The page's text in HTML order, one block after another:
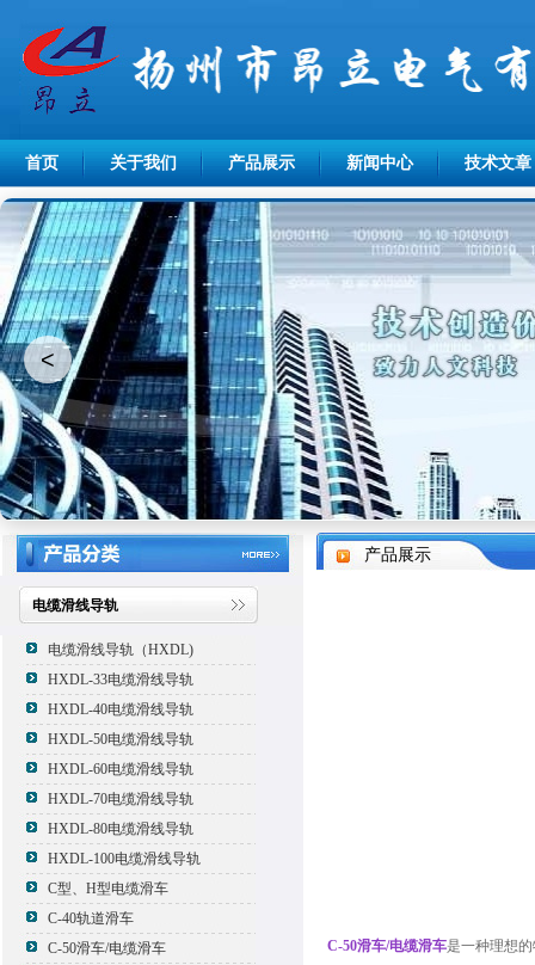
首页 关于我们 产品展示 新闻中心 技术文章
<
电缆滑线导轨
电缆滑线导轨（HXDL)
HXDL-33电缆滑线导轨
HXDL-40电缆滑线导轨
HXDL-50电缆滑线导轨
HXDL-60电缆滑线导轨
HXDL-70电缆滑线导轨
HXDL-80电缆滑线导轨
HXDL-100电缆滑线导轨
C型、H型电缆滑车
C-40轨道滑车
C-50滑车/电缆滑车
产品展示
C-50滑车/电缆滑车是一种理想